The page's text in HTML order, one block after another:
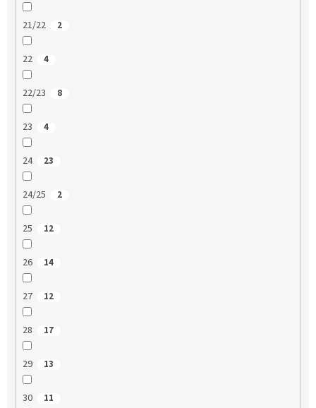
21/22 2
22 4
22/23 8
23 4
24 23
24/25 2
25 12
26 14
27 12
28 17
29 13
30 11